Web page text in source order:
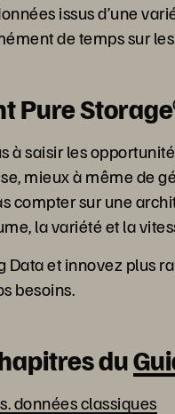
issus d’une
de temps sur
Pure
à saisir les
mieux à même de
compter sur une
la variété et la
Data et innovez plus
besoins.
du
données classiques